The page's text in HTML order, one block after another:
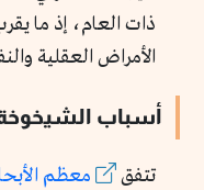
ذات العام، إذ ما
الأمراض العقلية
أسباب الشيخوخة
تتفق معظم